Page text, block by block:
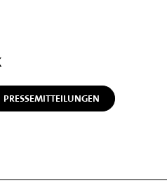
PRESSEMITTEILUNGEN